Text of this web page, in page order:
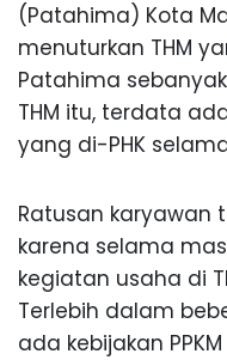
(Patahima) Kota
menuturkan THM
Patahima
THM itu, terdata
yang di-PHK
Ratusan karyawan
karena selama
kegiatan usaha di
Terlebih dalam
ada kebijakan